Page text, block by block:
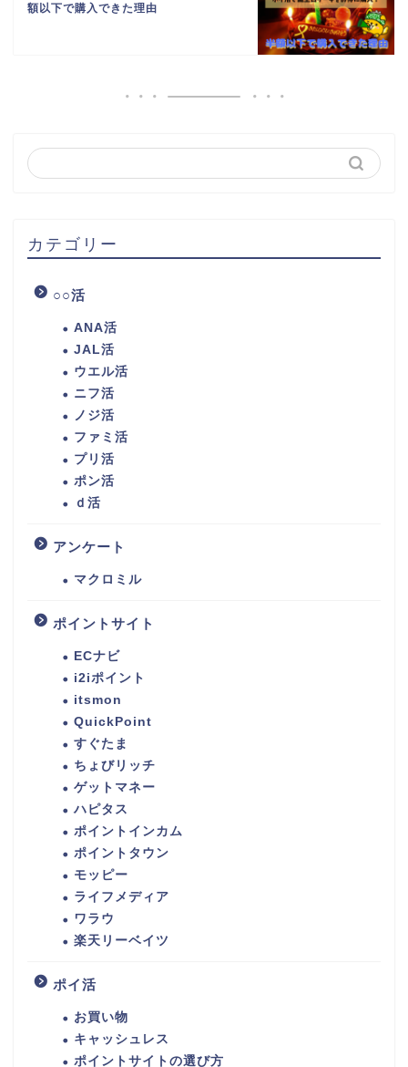
額以下で購入できた理由
カテゴリー
○○活
ANA活
JAL活
ウエル活
ニフ活
ノジ活
ファミ活
プリ活
ポン活
ｄ活
アンケート
マクロミル
ポイントサイト
ECナビ
i2iポイント
itsmon
QuickPoint
すぐたま
ちょびリッチ
ゲットマネー
ハピタス
ポイントインカム
ポイントタウン
モッピー
ライフメディア
ワラウ
楽天リーベイツ
ポイ活
お買い物
キャッシュレス
ポイントサイトの選び方